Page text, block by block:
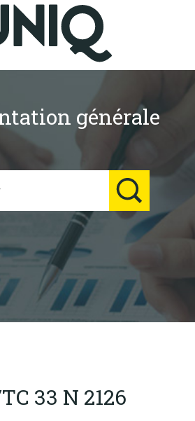
générale
33 N 2126